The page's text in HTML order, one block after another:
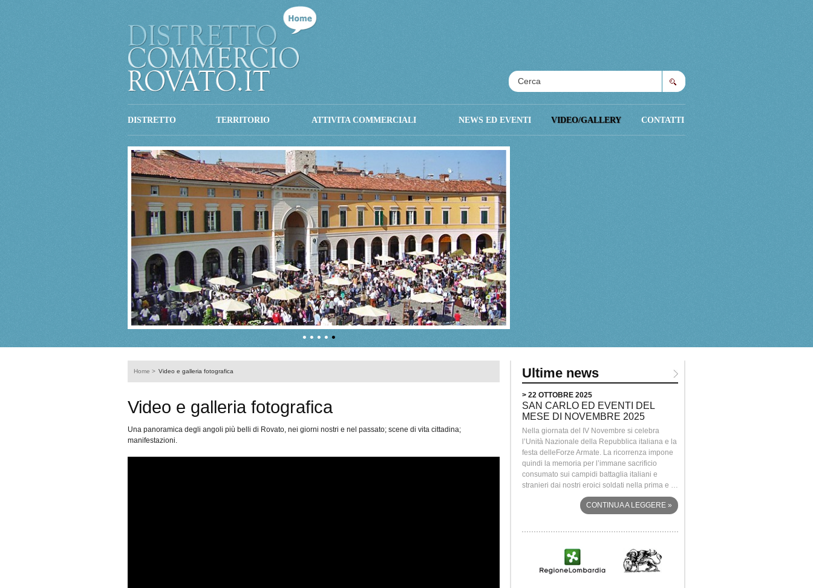
DISTRETTO TERRITORIO ATTIVITA COMMERCIALI NEWS ED EVENTI VIDEO/GALLERY CONTATTI
• • • • •
Home > Video e galleria fotografica
Video e galleria fotografica
Una panoramica degli angoli più belli di Rovato, nei giorni nostri e nel passato; scene di vita cittadina;
manifestazioni.
Ultime news
> 22 OTTOBRE 2025
SAN CARLO ED EVENTI DEL
MESE DI NOVEMBRE 2025
Nella giornata del IV Novembre si celebra
l’Unità Nazionale della Repubblica italiana e la
festa delleForze Armate. La ricorrenza impone
quindi la memoria per l’immane sacrificio
consumato sui campidi battaglia italiani e
stranieri dai nostri eroici soldati nella prima e …
CONTINUA A LEGGERE »